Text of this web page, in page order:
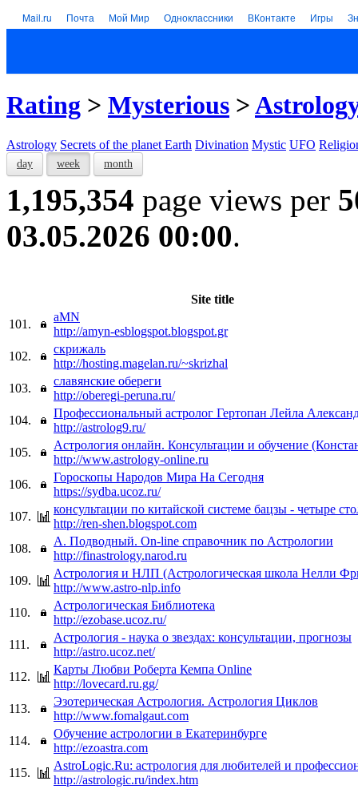
Mail.ru Почта Мой Мир Одноклассники ВКонтакте Игры
Rating > Mysterious >
Astrology Secrets of the planet Earth Divination Mystic UFO
day week month
1,195,354 page views per
03.05.2026 00:00.
Site title
101.
aMN
http://amyn-esblogspot.blogspot.gr
102.
скрижаль
http://hosting.magelan.ru/~skrizhal
103.
славянские обереги
http://oberegi-peruna.ru/
104.
Профессиональный астролог Гертопан Лейла
http://astrolog9.ru/
105.
Астрология онлайн. Консультации и обучение
http://www.astrology-online.ru
106.
Гороскопы Народов Мира На Сегодня
https://sydba.ucoz.ru/
107.
консультации по китайской системе бацзы - четыре
http://ren-shen.blogspot.com
108.
А. Подводный. On-line справочник по Астрологии
http://finastrology.narod.ru
109.
Астрология и НЛП (Астрологическая школа Нелли
http://www.astro-nlp.info
110.
Астрологическая Библиотека
http://ezobase.ucoz.ru/
111.
Астрология - наука о звездах: консультации, прогнозы
http://astro.ucoz.net/
112.
Карты Любви Роберта Кемпа Online
http://lovecard.ru.gg/
113.
Эзотерическая Астрология. Астрология Циклов
http://www.fomalgaut.com
114.
Обучение астрологии в Екатеринбурге
http://ezoastra.com
115.
AstroLogic.Ru: астрология для любителей и
http://astrologic.ru/index.htm